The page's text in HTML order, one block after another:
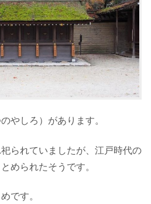
やしろ）があります。
られていましたが、江戸時代の
められたそうです。
です。